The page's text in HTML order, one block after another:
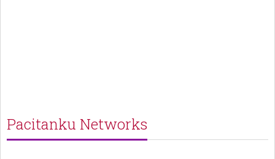
Pacitanku Networks